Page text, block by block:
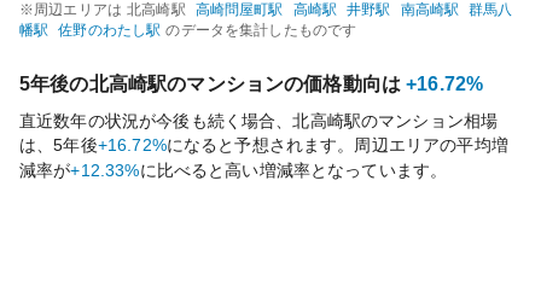
※周辺エリアは 北高崎駅 高崎問屋町駅 高崎駅 井野駅 南高崎駅
群馬八
幡駅 佐野のわたし駅 のデータを集計したものです
5年後の北高崎駅のマンションの価格動向は +16.72%
直近数年の状況が今後も続く場合、北高崎駅のマンション相場
は、5年後+16.72%になると予想されます。周辺エリアの平均増
減率が+12.33%に比べると高い増減率となっています。